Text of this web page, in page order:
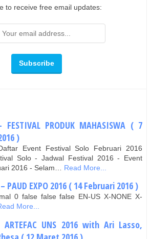
to receive free email updates:
PRODUK MAHASISWA ( 7
)
Event Festival Solo Februari 2016
Solo - Jadwal Festival 2016 - Event
2016 - Selam…
Read More...
PAUD EXPO 2016 ( 14 Februari 2016 )
0 false false false EN-US X-NONE X-
More...
UNS 2016 with Ari Lasso,